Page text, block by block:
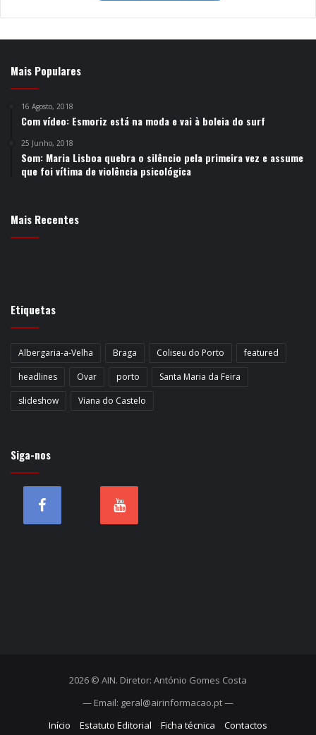
Mais Populares
16 Agosto, 2018
Com vídeo: Esmoriz está na moda e vai à boleia do surf
25 Junho, 2018
Som: Maria Lisboa quebra o silêncio pela primeira vez e assume
que foi vítima de violência psicológica
Mais Recentes
Etiquetas
Albergaria-a-Velha Braga Coliseu do Porto
featured
headlines
Ovar porto
Santa Maria da Feira
slideshow
Viana do Castelo
Siga-nos
2026 © AIN. Diretor: António Gomes Costa
— Email: geral@airinformacao.pt —
Início
Estatuto Editorial Ficha técnica Contactos